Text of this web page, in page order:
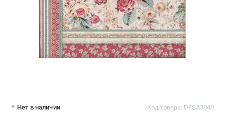
Нет в наличии Код товара: DFSA3040